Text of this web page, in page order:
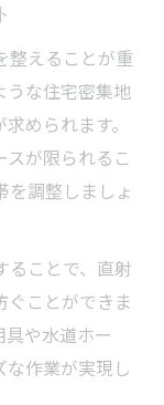
整えることが重
うな住宅密集地
められます。
が限られるこ
を調整しましょ
ることで、直射
ぐことができま
や水道ホー
な作業が実現し